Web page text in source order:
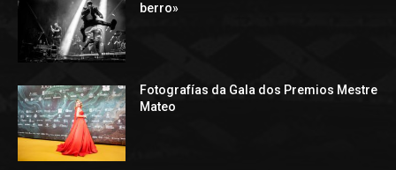
berro»
Fotografías da Gala dos Premios Mestre
Mateo